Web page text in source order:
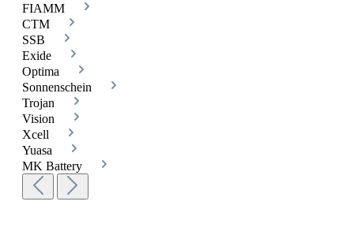
FIAMM
CTM
SSB
Exide
Optima
Sonnenschein
Trojan
Vision
Xcell
Yuasa
MK Battery